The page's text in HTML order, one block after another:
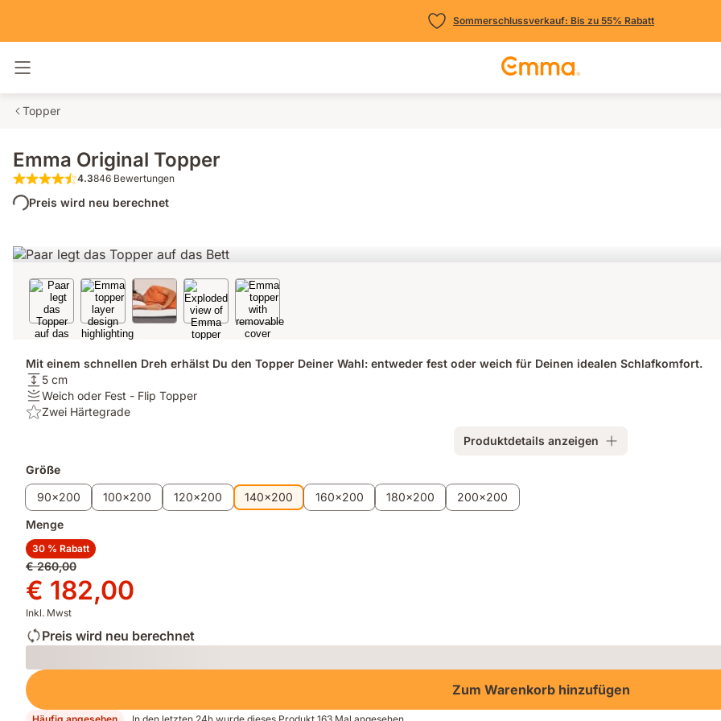
Sommerschlussverkauf: Bis zu 55% Rabatt
Topper
Emma Original Topper
4.3 von 5 Sternen 846 Bewertungen
4.3846 Bewertungen
Preis wird neu berechnet
Mit einem schnellen Dreh erhälst Du den Topper Deiner Wahl: entweder fest oder weich für Deinen idealen Schlafkomfort.
Höhe:
5
cm
5 cm
Festigkeit:
Weich
Flip
Topper
Weich oder Fest - Flip Topper
Highlight:
Zwei Härtegrade
Produktdetails anzeigen
Zusatzprodukte
Größe
90x200
100x200 120x200 140x200 160x200 180x200
200x200
Menge
30 % Rabatt
Ursprünglicher
Preis
€ 260,00
€ 260,00
Preis
€ 182,00
€ 182,00
Inkl. Mwst
Preis wird neu berechnet
Loading
Zum Warenkorb hinzufügen